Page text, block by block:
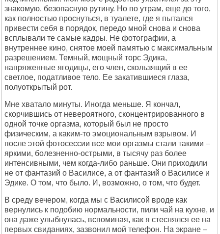
знакомую, безопасную рутину. Но по утрам, еще до того,
как полностью проснуться, в туалете, где я пытался
привести себя в порядок, передо мной снова и снова
всплывали те самые кадры. Не фотографии, а
внутреннее кино, снятое моей памятью с максимальным
разрешением. Темный, мощный торс Эдика,
напряженные ягодицы, его член, скользящий в ее
светлое, податливое тело. Ее закатившиеся глаза,
полуоткрытый рот.
Мне хватало минуты. Иногда меньше. Я кончал,
скорчившись от невероятного, сконцентрированного в
одной точке оргазма, который был не просто
физическим, а каким-то эмоциональным взрывом. И
после этой фотосессии все мои оргазмы стали такими –
яркими, болезненно-острыми, в тысячу раз более
интенсивными, чем когда-либо раньше. Они приходили
не от фантазий о Василисе, а от фантазий о Василисе и
Эдике. О том, что было. И, возможно, о том, что будет.
В среду вечером, когда мы с Василисой вроде как
вернулись к подобию нормальности, пили чай на кухне, и
она даже улыбнулась, вспоминая, как я стеснялся ее на
первых свиданиях, зазвонил мой телефон. На экране –